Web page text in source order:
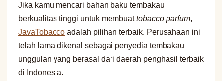
Jika kamu mencari bahan baku tembakau
berkualitas tinggi untuk membuattobacco parfum,
JavaTobacco adalah pilihan terbaik. Perusahaan ini
telah lama dikenal sebagai penyedia tembakau
unggulan yang berasal dari daerah penghasil terbaik
di Indonesia.